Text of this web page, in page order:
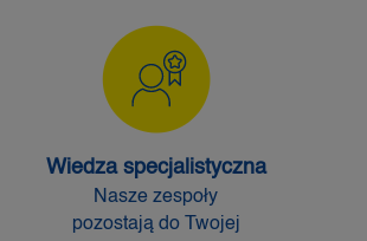
Wiedza specjalistyczna
Nasze zespoły
pozostają do Twojej